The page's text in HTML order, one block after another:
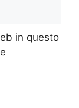
in questo